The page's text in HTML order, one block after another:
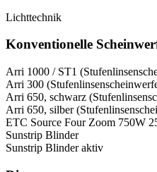
Lichttechnik
Konventionelle
Arri 1000 / ST1
Arri 300
Arri 650, schwarz
Arri 650, silber
ETC Source Four Zoom 750W
Sunstrip Blinder
Sunstrip Blinder aktiv